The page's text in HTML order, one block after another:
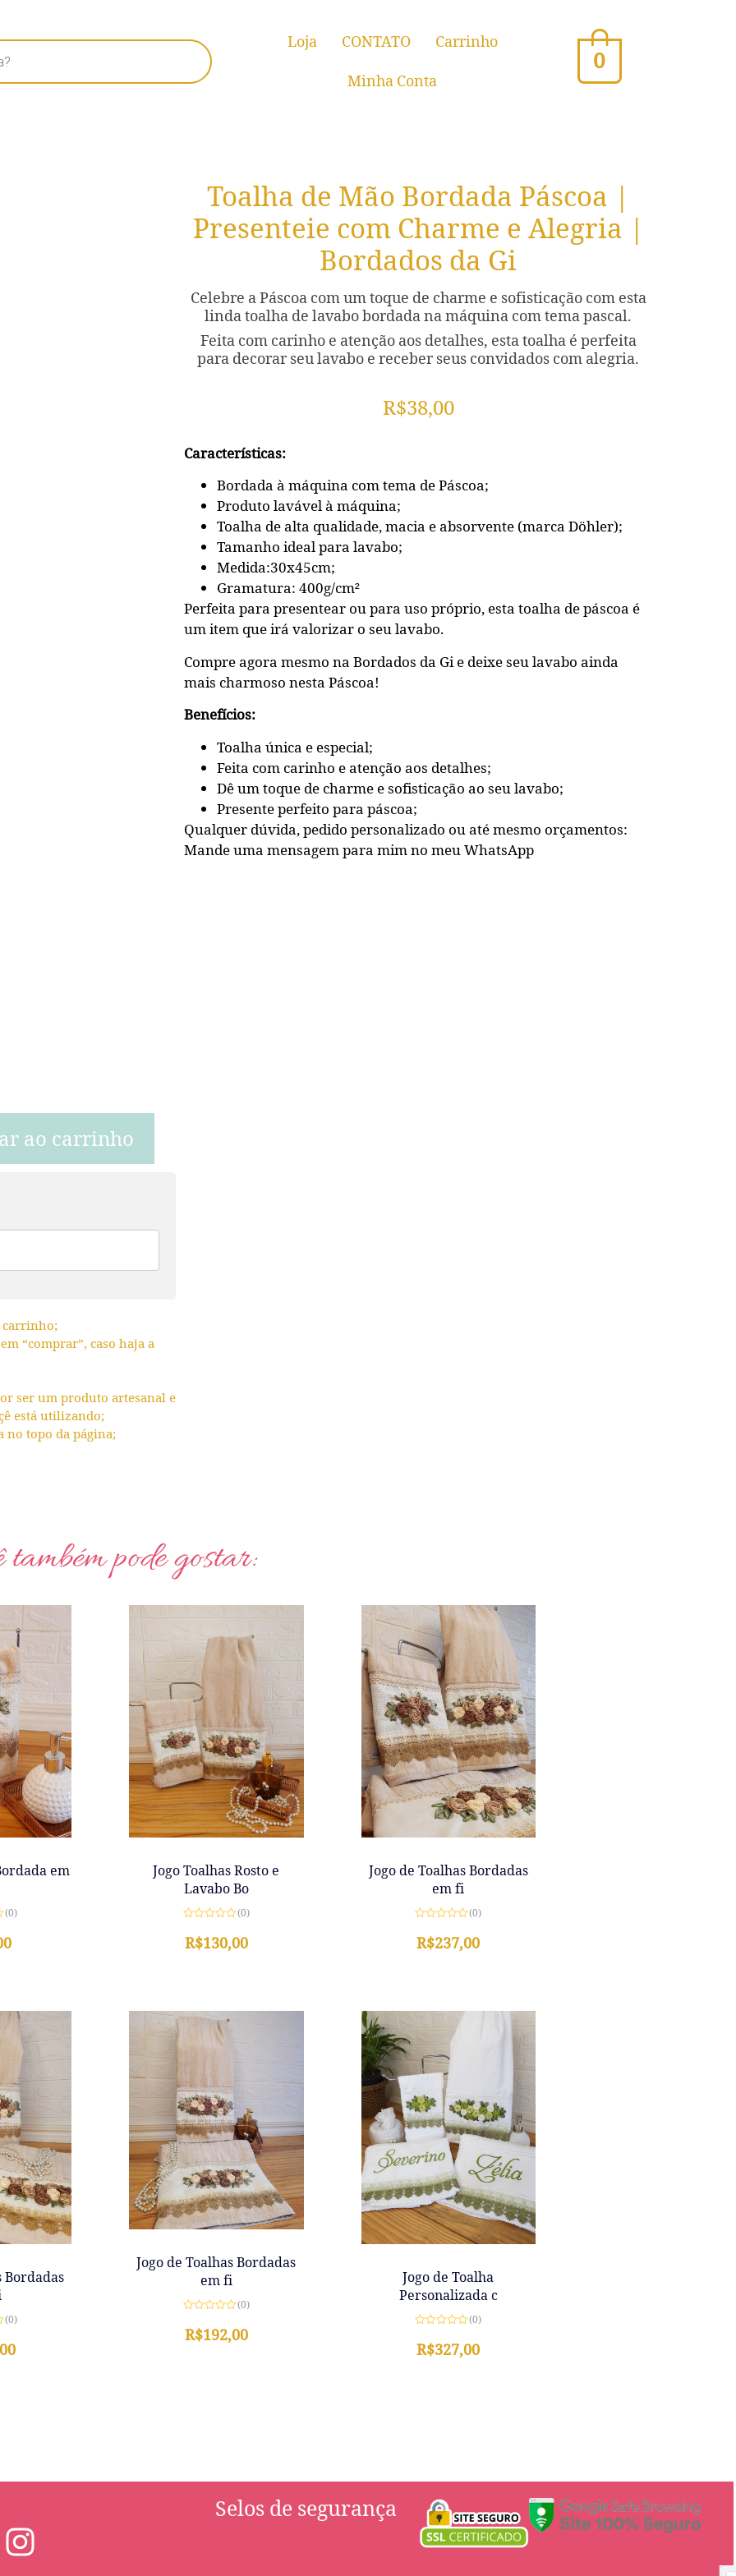
Loja CONTATO
Carrinho
Minha Conta
0
ao carrinho
carrinho;
“comprar”, caso haja a
ser um produto artesanal e
está utilizando;
no topo da página;
Toalha de Mão Bordada Páscoa |
Presenteie com Charme e Alegria |
Bordados da Gi
Celebre a Páscoa com um toque de charme e sofisticação com esta
linda toalha de lavabo bordada na máquina com tema pascal.
Feita com carinho e atenção aos detalhes, esta toalha é perfeita
para decorar seu lavabo e receber seus convidados com alegria.
R$38,00
Características:
Bordada à máquina com tema de Páscoa;
Produto lavável à máquina;
Toalha de alta qualidade, macia e absorvente (marca Döhler);
Tamanho ideal para lavabo;
Medida:30x45cm;
Gramatura: 400g/cm²
Perfeita para presentear ou para uso próprio, esta toalha de páscoa é
um item que irá valorizar o seu lavabo.
Compre agora mesmo na Bordados da Gi e deixe seu lavabo ainda
mais charmoso nesta Páscoa!
Benefícios:
Toalha única e especial;
Feita com carinho e atenção aos detalhes;
Dê um toque de charme e sofisticação ao seu lavabo;
Presente perfeito para páscoa;
Qualquer dúvida, pedido personalizado ou até mesmo orçamentos:
Mande uma mensagem para mim no meu WhatsApp
também pode gostar:
em
(0)
Jogo Toalhas Rosto e
Lavabo Bo
0
de
(0)
R$130,00
Jogo de Toalhas Bordadas
em fi
0
de
(0)
R$237,00
Bordadas
(0)
Jogo de Toalhas Bordadas
em fi
0
de
(0)
R$192,00
Jogo de Toalha
Personalizada c
0
de
(0)
R$327,00
Selos de segurança